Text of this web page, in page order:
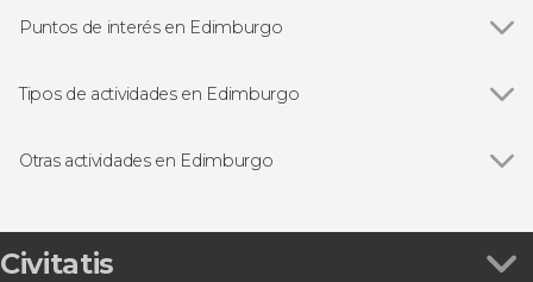
Puntos de interés en Edimburgo
Castillo de Edimburgo
Palacio de Holyrood
Tipos de actividades en Edimburgo
Free tours en Edimburgo
Gastronomía en Edimburgo
Otras actividades en Edimburgo
Ruta de Outlander por Escocia
Free tour de los fantasmas de Edimburgo
Civitatis